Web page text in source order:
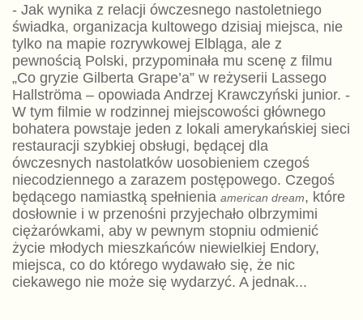
- Jak wynika z relacji ówczesnego nastoletniego
świadka, organizacja kultowego dzisiaj miejsca, nie
tylko na mapie rozrywkowej Elbląga, ale z
pewnością Polski, przypominała mu scenę z filmu
„Co gryzie Gilberta Grape’a” w reżyserii Lassego
Hallströma – opowiada Andrzej Krawczyński junior. -
W tym filmie w rodzinnej miejscowości głównego
bohatera powstaje jeden z lokali amerykańskiej sieci
restauracji szybkiej obsługi, będącej dla
ówczesnych nastolatków uosobieniem czegoś
niecodziennego a zarazem postępowego. Czegoś
będącego namiastką spełnienia american dream, które
dosłownie i w przenośni przyjechało olbrzymimi
ciężarówkami, aby w pewnym stopniu odmienić
życie młodych mieszkańców niewielkiej Endory,
miejsca, co do którego wydawało się, że nic
ciekawego nie może się wydarzyć. A jednak...